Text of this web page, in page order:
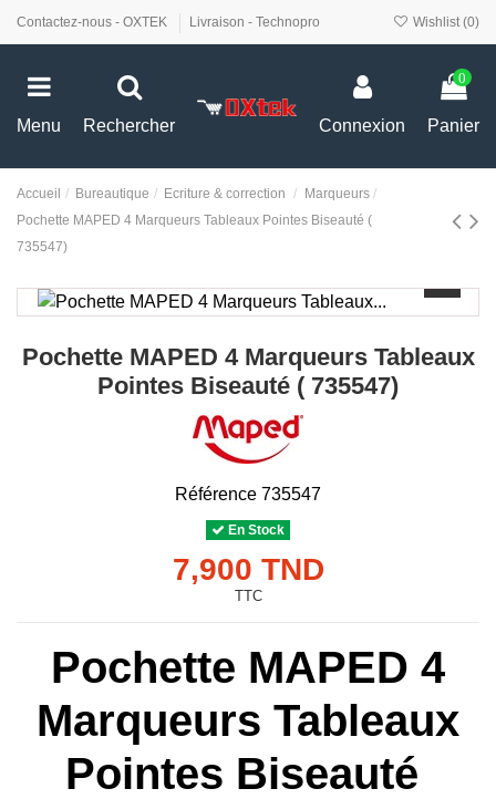
Contactez-nous - OXTEK Livraison - Technopro Wishlist (0)
Menu Rechercher Connexion
0
Panier
Accueil Bureautique Ecriture & correction
Marqueurs
Pochette MAPED 4 Marqueurs Tableaux Pointes Biseauté (
735547)
Pochette MAPED 4 Marqueurs Tableaux
Pointes Biseauté ( 735547)
Référence 735547
En Stock
7,900 TND
TTC
Pochette MAPED 4
Marqueurs Tableaux
Pointes Biseauté